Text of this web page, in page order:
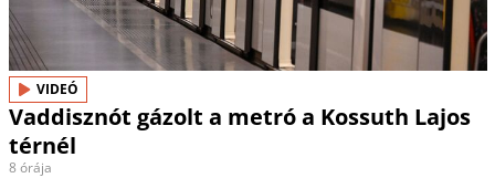
VIDEÓ
Vaddisznót gázolt a metró a Kossuth Lajos
térnél
8 órája